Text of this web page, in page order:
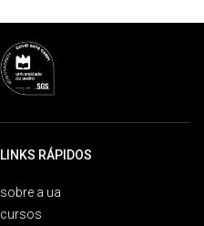
LINKS RÁPIDOS
sobre a ua
cursos